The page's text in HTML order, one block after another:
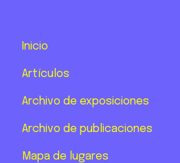
Inicio
Artículos
Archivo de exposiciones
Archivo de publicaciones
Mapa de lugares